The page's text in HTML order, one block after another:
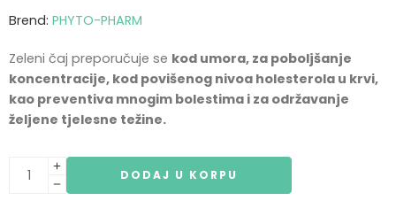
Brend: PHYTO-PHARM
Zeleni čaj preporučuje se kod umora, za poboljšanje
koncentracije, kod povišenog nivoa holesterola u krvi,
kao preventiva mnogim bolestima i za održavanje
željene tjelesne težine.
DODAJ U KORPU